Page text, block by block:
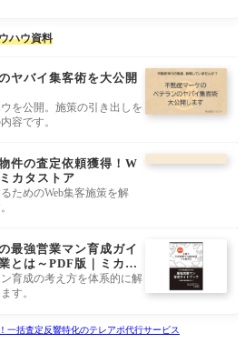
ハウ資料
ヤバイ集客術を大公開
を公開。施策の引き出しを
容です。
件の査定依頼獲得！W
カタストア
ためのWeb集客施策を解
最強営業マン育成ガイ
とは～PDF版｜ミカタ
育成の考え方を体系的に解
す。
一括査定反響特化のテレアポ代行サービス